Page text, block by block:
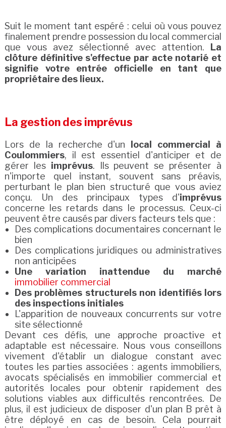
Suit le moment tant espéré : celui où vous pouvez
finalement prendre possession du local commercial
que vous avez sélectionné avec attention.
La
clôture définitive s'effectue par acte notarié et
signifie votre entrée officielle en tant que
propriétaire des lieux.
La gestion des imprévus
Lors de la recherche d'un
local commercial à
Coulommiers, il est essentiel d'anticiper et de
gérer les imprévus. Ils peuvent se présenter à
n'importe quel instant, souvent sans préavis,
perturbant le plan bien structuré que vous aviez
conçu. Un des principaux types d'imprévus
concerne les retards dans le processus. Ceux-ci
peuvent être causés par divers facteurs tels que :
Des complications documentaires concernant le
bien
Des complications juridiques ou administratives
non anticipées
Une variation inattendue du marché
immobilier commercial
Des problèmes structurels non identifiés lors
des inspections initiales
L'apparition de nouveaux concurrents sur votre
site sélectionné
Devant ces défis, une approche proactive et
adaptable est nécessaire. Nous vous conseillons
vivement d'établir un dialogue constant avec
toutes les parties associées : agents immobiliers,
avocats spécialisés en immobilier commercial et
autorités locales pour obtenir rapidement des
solutions viables aux difficultés rencontrées. De
plus, il est judicieux de disposer d'un plan B prêt à
être déployé en cas de besoin. Cela pourrait